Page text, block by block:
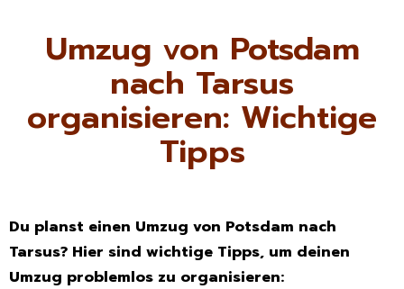
Umzug von Potsdam
nach Tarsus
organisieren: Wichtige
Tipps
Du planst einen Umzug von Potsdam nach
Tarsus? Hier sind wichtige Tipps, um deinen
Umzug problemlos zu organisieren: